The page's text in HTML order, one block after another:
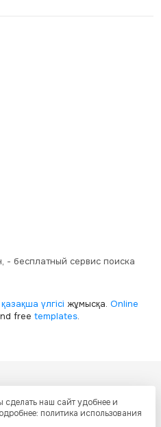
- бесплатный сервис поиска
үлгісі жұмысқа. Online
free templates.
и оформление страниц защищены
законодательством Республики
наш сайт удобнее и
политика использования